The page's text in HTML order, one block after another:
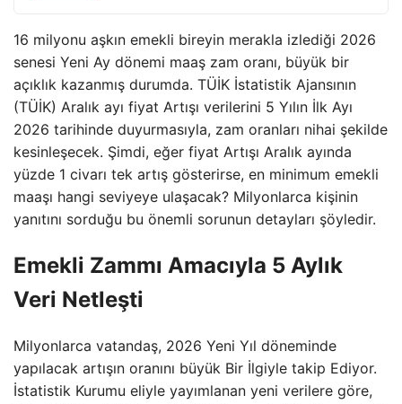
16 milyonu aşkın emekli bireyin merakla izlediği 2026
senesi Yeni Ay dönemi maaş zam oranı, büyük bir
açıklık kazanmış durumda. TÜİK İstatistik Ajansının
(TÜİK) Aralık ayı fiyat Artışı verilerini 5 Yılın İlk Ayı
2026 tarihinde duyurmasıyla, zam oranları nihai şekilde
kesinleşecek. Şimdi, eğer fiyat Artışı Aralık ayında
yüzde 1 civarı tek artış gösterirse, en minimum emekli
maaşı hangi seviyeye ulaşacak? Milyonlarca kişinin
yanıtını sorduğu bu önemli sorunun detayları şöyledir.
Emekli Zammı Amacıyla 5 Aylık
Veri Netleşti
Milyonlarca vatandaş, 2026 Yeni Yıl döneminde
yapılacak artışın oranını büyük Bir İlgiyle takip Ediyor.
İstatistik Kurumu eliyle yayımlanan yeni verilere göre,